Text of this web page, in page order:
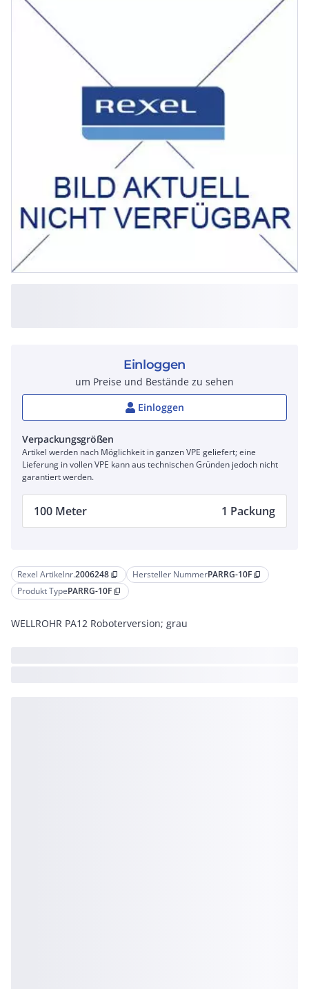
Rexel Artikelnr.2006248 content_copy Hersteller NummerPARRG-10F content_copy
Produkt TypePARRG-10F content_copy
WELLROHR PA12 Roboterversion; grau
Einloggen
um Preise und Bestände zu sehen
Einloggen
Verpackungsgrößen
Artikel werden nach Möglichkeit in ganzen VPE geliefert; eine
Lieferung in vollen VPE kann aus technischen Gründen jedoch nicht
garantiert werden.
100 Meter 1 Packung